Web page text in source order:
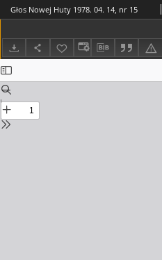
Głos Nowej Huty 1978. 04. 14, nr 15